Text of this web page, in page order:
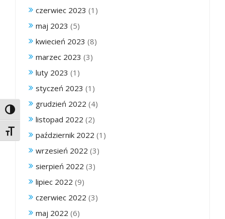
Toggle High Contrast
Toggle Font size
czerwiec 2023 (1)
maj 2023 (5)
kwiecień 2023 (8)
marzec 2023 (3)
luty 2023 (1)
styczeń 2023 (1)
grudzień 2022 (4)
listopad 2022 (2)
październik 2022 (1)
wrzesień 2022 (3)
sierpień 2022 (3)
lipiec 2022 (9)
czerwiec 2022 (3)
maj 2022 (6)